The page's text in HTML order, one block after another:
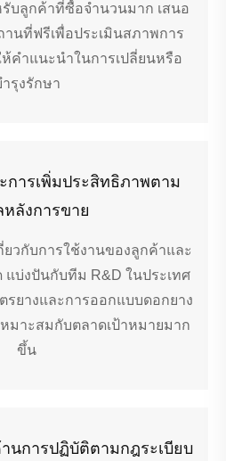
บลูกค้าที่ซื้อจำนวนมาก เสนอ
านที่ฟรีเพื่อประเมินสภาพการ
คำแนะนำในการเปลี่ยนหรือ
รุงรักษา
การเพิ่มประสิทธิภาพตาม
ลังการขาย
ยวกับการใช้งานของลูกค้าและ
บ่งปันกับทีม R&D ในประเทศ
ยางและการออกแบบดอกยาง
มาะสมกับตลาดเป้าหมายมาก
ขึ้น
นการปฏิบัติตามกฎระเบียบ